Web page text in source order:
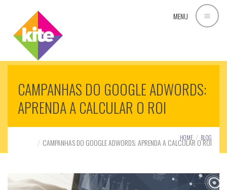
MENU
CAMPANHAS DO GOOGLE ADWORDS:
APRENDA A CALCULAR O ROI
HOME BLOG
CAMPANHAS DO GOOGLE ADWORDS: APRENDA A CALCULAR O ROI